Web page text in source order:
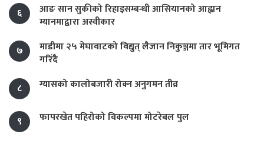
६
आङ सान सुकीको रिहाइसम्बन्धी आसियानको आह्वान
म्यानमाद्वारा अस्वीकार
७
माडीमा २५ मेघावाटको विद्युत् लैजान निकुञ्जमा तार भूमिगत
गरिँदै
८
ग्यासको कालोबजारी रोक्न अनुगमन तीव्र
९ फापरखेत पहिरोको विकल्पमा मोटरेबल पुल